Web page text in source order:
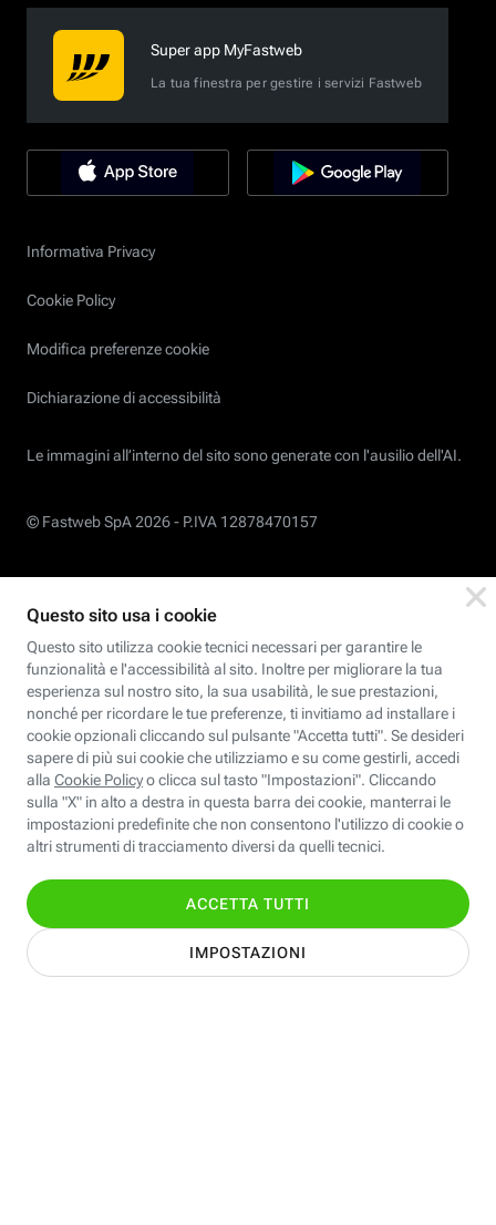
Super app MyFastweb
La tua finestra per gestire i servizi Fastweb
Informativa Privacy
Cookie Policy
Modifica preferenze cookie
Dichiarazione di accessibilità
Le immagini all’interno del sito sono generate con l'ausilio dell'AI.
© Fastweb SpA 2026 - P.IVA 12878470157